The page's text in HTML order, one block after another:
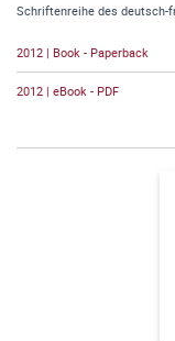
Schriftenreihe des
2012 | Book - Paperback
2012 | eBook - PDF